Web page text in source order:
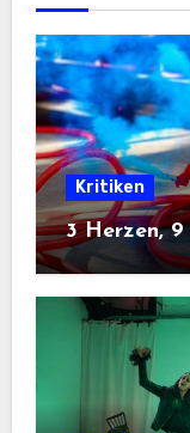
Kritiken
3 Herzen, 9